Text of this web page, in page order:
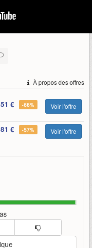
À propos des offres
€ -66% Voir l'offre
€ -57% Voir l'offre